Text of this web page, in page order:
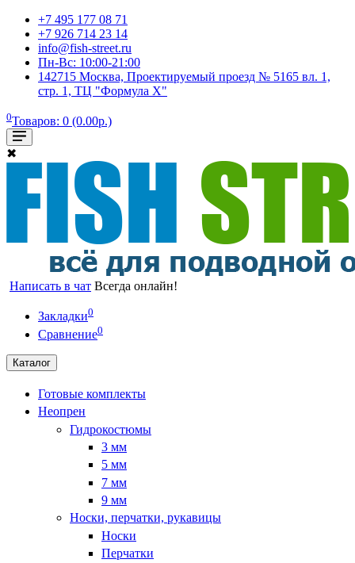
+7 495 177 08 71
+7 926 714 23 14
info@fish-street.ru
Пн-Вс: 10:00-21:00
142715 Москва, Проектируемый проезд № 5165 вл. 1,
стр. 1, ТЦ "Формула X"
0Товаров: 0 (0.00р.)
✖
Написать в чат Всегда онлайн!
Закладки0
Сравнение0
Каталог
Готовые комплекты
Неопрен
Гидрокостюмы
3 мм
5 мм
7 мм
9 мм
Носки, перчатки, рукавицы
Носки
Перчатки